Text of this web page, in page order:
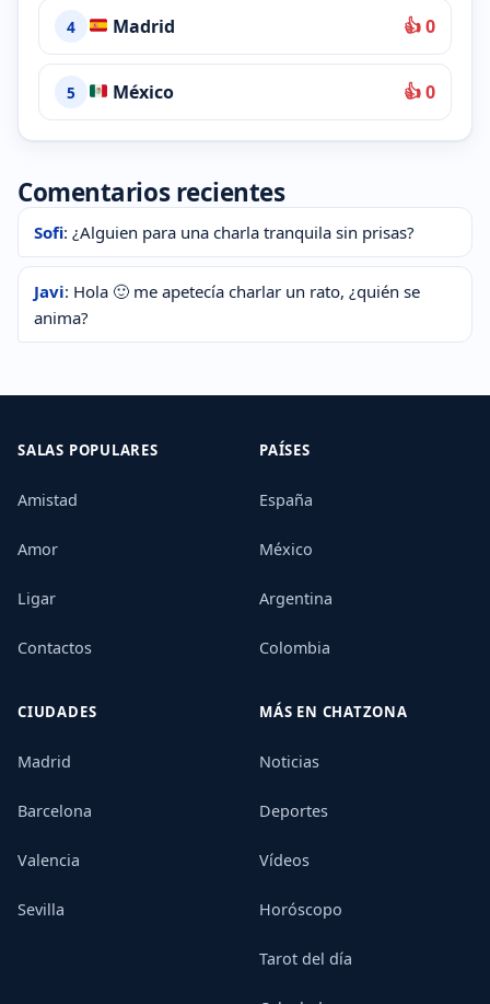
4 Madrid 👍 0
5 México 👍 0
Comentarios recientes
Sofi: ¿Alguien para una charla tranquila sin prisas?
Javi: Hola 🙂 me apetecía charlar un rato, ¿quién se
anima?
SALAS POPULARES
Amistad
Amor
Ligar
Contactos
PAÍSES
España
México
Argentina
Colombia
CIUDADES
Madrid
Barcelona
Valencia
Sevilla
MÁS EN CHATZONA
Noticias
Deportes
Vídeos
Horóscopo
Tarot del día